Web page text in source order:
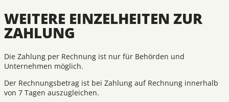
WEITERE EINZELHEITEN ZUR
ZAHLUNG
Die Zahlung per Rechnung ist nur für Behörden und
Unternehmen möglich.
Der Rechnungsbetrag ist bei Zahlung auf Rechnung innerhalb
von 7 Tagen auszugleichen.